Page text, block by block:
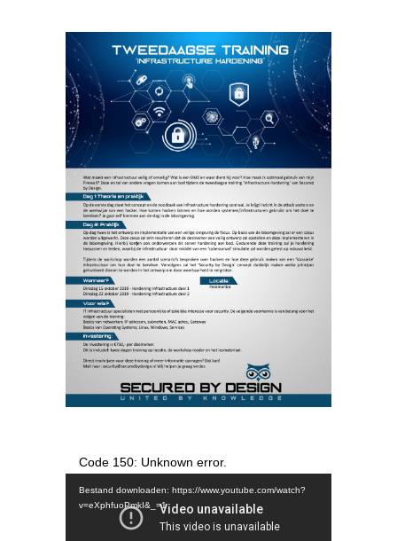
Videospeler
Code 150: Unknown error.
Bestand downloaden: https://www.youtube.com/watch?
v=eXphfuoPmkI&_=1